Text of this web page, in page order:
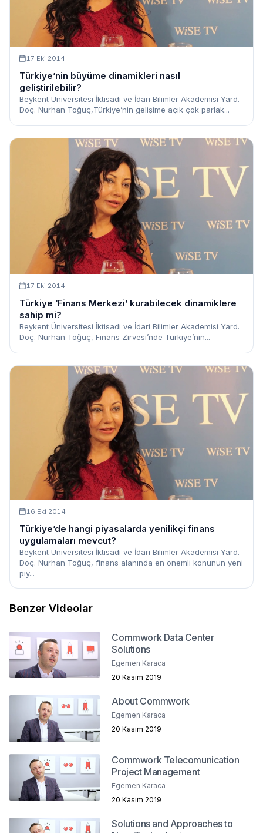
17 Eki 2014
Türkiye’nin büyüme dinamikleri nasıl
geliştirilebilir?
Beykent Üniversitesi İktisadi ve İdari Bilimler Akademisi Yard.
Doç. Nurhan Toğuç,Türkiye’nin gelişime açık çok parlak...
17 Eki 2014
Türkiye ‘Finans Merkezi’ kurabilecek dinamiklere
sahip mi?
Beykent Üniversitesi İktisadi ve İdari Bilimler Akademisi Yard.
Doç. Nurhan Toğuç, Finans Zirvesi’nde Türkiye’nin...
16 Eki 2014
Türkiye’de hangi piyasalarda yenilikçi finans
uygulamaları mevcut?
Beykent Üniversitesi İktisadi ve İdari Bilimler Akademisi Yard.
Doç. Nurhan Toğuç, finans alanında en önemli konunun yeni
piy...
Benzer Videolar
Commwork Data Center
Solutions
Egemen Karaca
20 Kasım 2019
About Commwork
Egemen Karaca
20 Kasım 2019
Commwork Telecomunication
Project Management
Egemen Karaca
20 Kasım 2019
Solutions and Approaches to